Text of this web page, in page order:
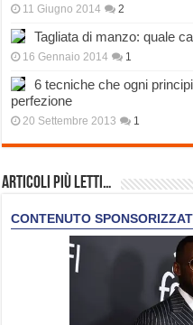
11 Giugno 2014 2
Tagliata di manzo: quale
16 Gennaio 2014 1
6 tecniche che ogni
perfezione
20 Settembre 2013 1
Articoli più Letti…